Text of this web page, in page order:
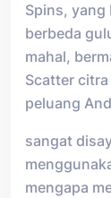
Spins, yang
berbeda
mahal,
Scatter
peluang
sangat
mengapa